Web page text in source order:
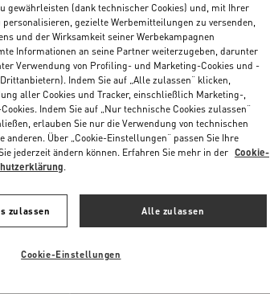
€ 1.700,00
Mit Geometrischem Muster
gewährleisten (dank technischer Cookies) und, mit Ihrer
gezielte Werbemitteilungen zu versenden,
und der Wirksamkeit seiner Werbekampagnen
Informationen an seine Partner weiterzugeben, darunter
Verwendung von Profiling- und Marketing-Cookies und -
Indem Sie auf „Alle zulassen“ klicken,
aller Cookies und Tracker, einschließlich Marketing-,
Indem Sie auf „Nur technische Cookies zulassen“
erlauben Sie nur die Verwendung von technischen
anderen. Über „Cookie-Einstellungen“ passen Sie Ihre
jederzeit ändern können. Erfahren Sie mehr in der Cookie-
.
zulassen Alle zulassen
Cookie-Einstellungen